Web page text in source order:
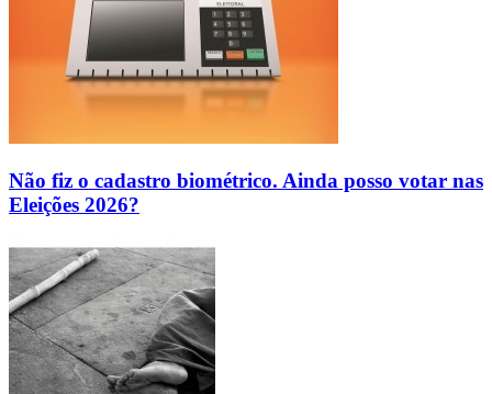
Não fiz o cadastro biométrico. Ainda posso votar nas
Eleições 2026?